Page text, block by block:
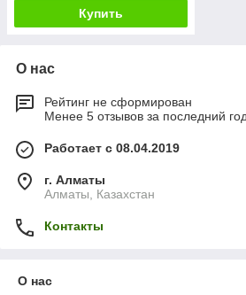
Купить
О нас
Рейтинг не сформирован
Менее 5 отзывов за последний
Работает с 08.04.2019
г. Алматы
Алматы, Казахстан
Контакты
О нас